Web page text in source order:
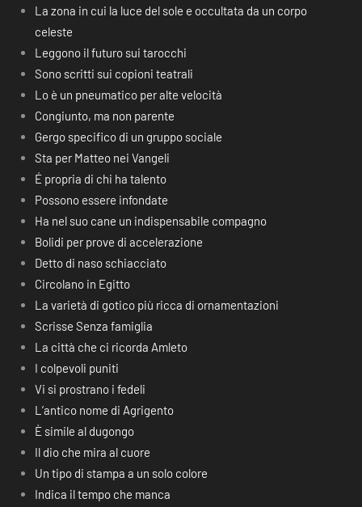
La zona in cui la luce del sole e occultata da un corpo
celeste
Leggono il futuro sui tarocchi
Sono scritti sui copioni teatrali
Lo è un pneumatico per alte velocità
Congiunto, ma non parente
Gergo specifico di un gruppo sociale
Sta per Matteo nei Vangeli
É propria di chi ha talento
Possono essere infondate
Ha nel suo cane un indispensabile compagno
Bolidi per prove di accelerazione
Detto di naso schiacciato
Circolano in Egitto
La varietà di gotico più ricca di ornamentazioni
Scrisse Senza famiglia
La città che ci ricorda Amleto
I colpevoli puniti
Vi si prostrano i fedeli
L’antico nome di Agrigento
È simile al dugongo
Il dio che mira al cuore
Un tipo di stampa a un solo colore
Indica il tempo che manca